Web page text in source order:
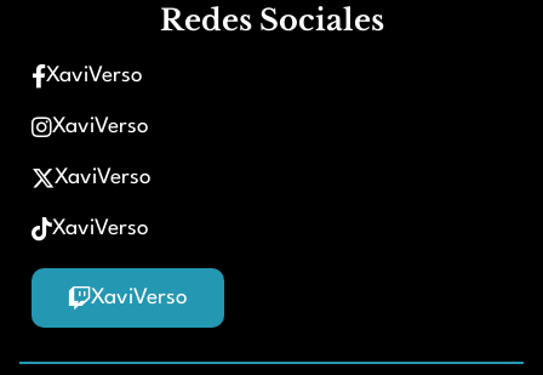
Redes Sociales
XaviVerso
XaviVerso
XaviVerso
XaviVerso
XaviVerso